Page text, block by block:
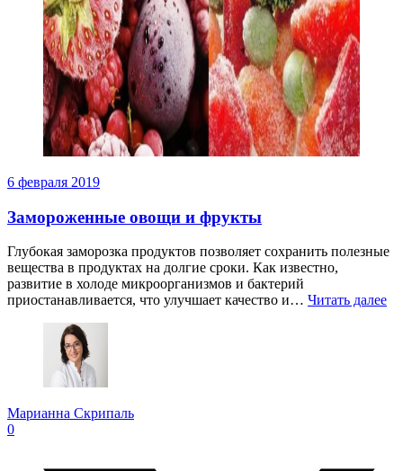
6 февраля 2019
Замороженные овощи и фрукты
Глубокая заморозка продуктов позволяет сохранить полезные
вещества в продуктах на долгие сроки. Как известно,
развитие в холоде микроорганизмов и бактерий
приостанавливается, что улучшает качество и… Читать далее
Марианна Скрипаль
0